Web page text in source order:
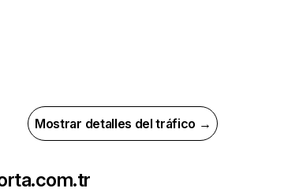
Mostrar detalles del tráfico →